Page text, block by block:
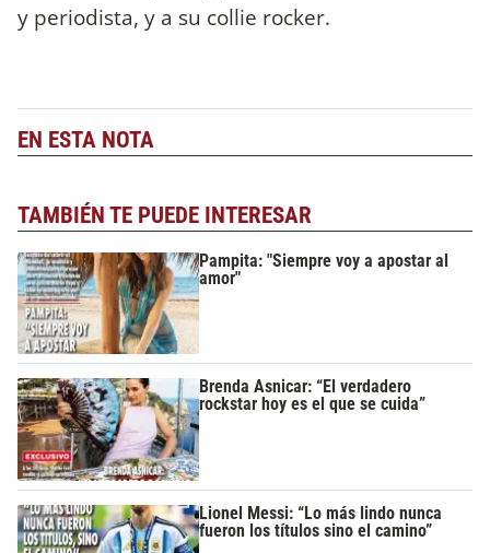
y periodista, y a su collie rocker.
EN ESTA NOTA
TAMBIÉN TE PUEDE INTERESAR
Pampita: "Siempre voy a apostar al
amor"
Brenda Asnicar: “El verdadero
rockstar hoy es el que se cuida”
Lionel Messi: “Lo más lindo nunca
fueron los títulos sino el camino”